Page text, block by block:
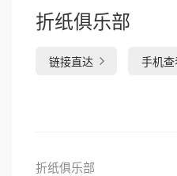
折纸俱乐部
链接直达 手机查
折纸俱乐部